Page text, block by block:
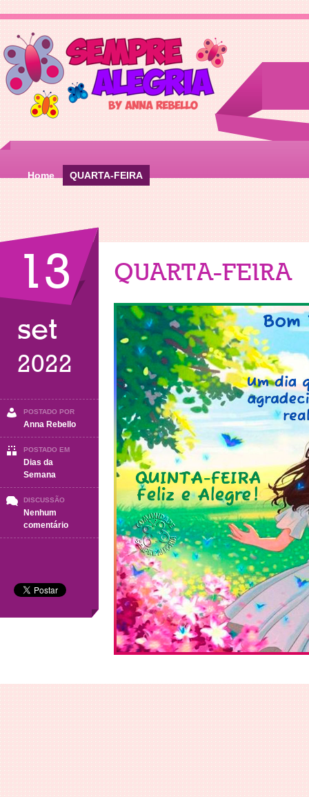
Home QUARTA-FEIRA
13
set
2022
POSTADO POR
Anna Rebello
POSTADO EM
Dias da
Semana
DISCUSSÃO
Nenhum
comentárioem
QUARTA-
QUARTA-FEIRA